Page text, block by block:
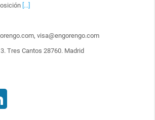
[...]
visa@engorengo.com
Tres Cantos 28760. Madrid